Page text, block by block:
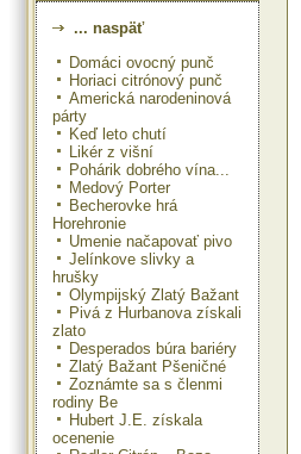
... naspäť
Domáci ovocný punč
Horiaci citrónový punč
Americká narodeninová
párty
Keď leto chutí
Likér z višní
Pohárik dobrého vína...
Medový Porter
Becherovke hrá
Horehronie
Umenie načapovať pivo
Jelínkove slivky a
hrušky
Olympijský Zlatý Bažant
Pivá z Hurbanova získali
zlato
Desperados búra bariéry
Zlatý Bažant Pšeničné
Zoznámte sa s členmi
rodiny Be
Hubert J.E. získala
ocenenie